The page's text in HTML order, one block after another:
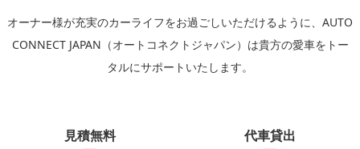
オーナー様が充実のカーライフをお過ごしいただけるように、 AUTO
CONNECT JAPAN（オートコネクトジャパン）は貴方の愛車をトー
タルにサポートいたします。
見積無料 代車貸出